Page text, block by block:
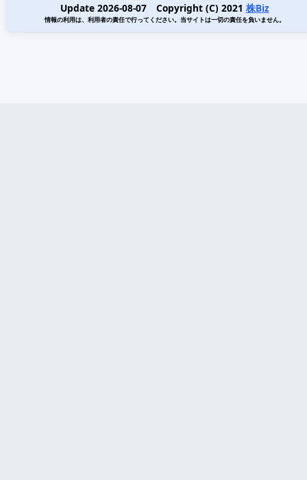
Update 2026-08-07 Copyright (C) 2021 株Biz
情報の利用は、利用者の責任で行ってください。当サイトは一切の責任を負いません。